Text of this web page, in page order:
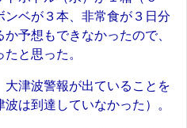
ベが３本、非常食が３日分
予想もできなかったので、
と思った。
津波警報が出ていることを
は到達していなかった）。